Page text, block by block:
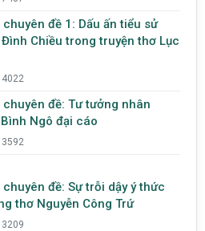
đề 1: Dấu ấn tiểu sử
Chiều trong truyện thơ Lục
4022
đề: Tư tưởng nhân
Ngô đại cáo
3592
đề: Sự trỗi dậy ý thức
thơ Nguyễn Công Trứ
3209